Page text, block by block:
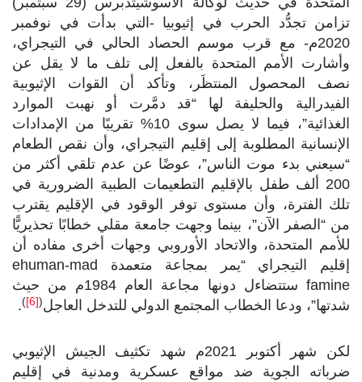
تزامن تجدُّد الحرب في إثيوبيا -التي بدأت في نوفمبر
2020م- مع قرب موسم الحصاد الحالي في التيجراي،
وأشارت الأمم المتحدة بالفعل إلى تلف ما لا يقل عن
نصف المحصول المنتظَر، وتأكد أن القوات الإثيوبية
الفيدرالية والحليفة لها “قد دمَّرت أو نهبت الموارد
الغذائية”، فيما لا يصل سوى 10% تقريبًا من الإمدادات
الإنسانية المطلوبة إلى إقليم التيجراي، وأن نقص الطعام
“سيعني بدء موت الناس”، عوضًا عن عدم تلقي أكثر من
200 ألف طفل بالإقليم التطعيمات الطبية الضرورية في
تلك الفترة، وأن مستوى توفر الوقود في الإقليم يقترب
من “الصفر الآن”، بينما وجهت جامعة مقلي خطابًا تحذيريًّا
للأمم المتحدة، والاتحاد الأوروبي وجهات أخرى مفاده أن
إقليم التيجراي “يمر بمجاعة متعمدة human-mad
e
famine
ستتضاءل دونها مجاعة العام 1984م من حيث
شدتها”، ودعا الخطاب المجتمع الدولي للتدخل العاجل(
[6]
)
.
لكن شهر أكتوبر 2021م شهد تكثيف الجيش الإثيوبي
ضرباته الجوية ضد مواقع عسكرية ومدنية في إقليم